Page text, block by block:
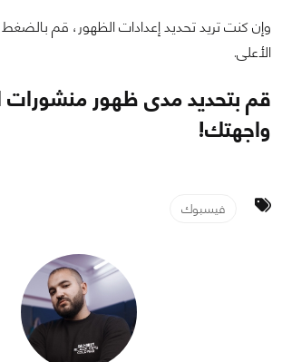
وإن كنت تريد تحديد إعدادات الظهور، قم
الأعلى.
قم بتحديد مدى ظهور
واجهتك!
فيسبوك